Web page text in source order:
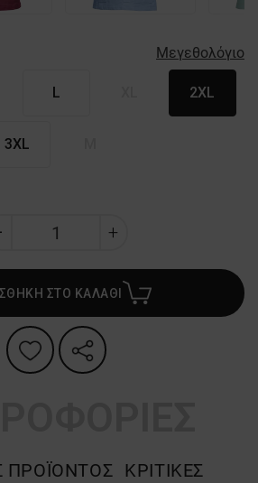
Μεγεθολόγιο
L 2XL
3XL
ΣΤΟ ΚΑΛΑΘΙ
ΠΡΟΪΌΝΤΟΣ ΚΡΙΤΙΚΈΣ